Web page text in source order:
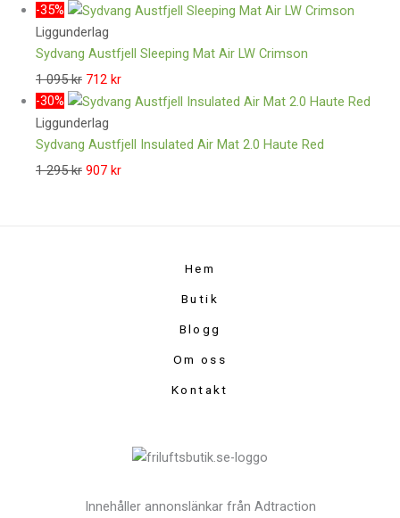
-35%
Liggunderlag
Sydvang Austfjell Sleeping Mat Air LW Crimson
1 095kr 712 kr
-30%
Liggunderlag
Sydvang Austfjell Insulated Air Mat 2.0 Haute Red
1 295kr 907 kr
Hem
Butik
Blogg
Om oss
Kontakt
Innehåller annonslänkar från Adtraction